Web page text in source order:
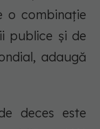
o combinație
publice și de
adaugă
deces este